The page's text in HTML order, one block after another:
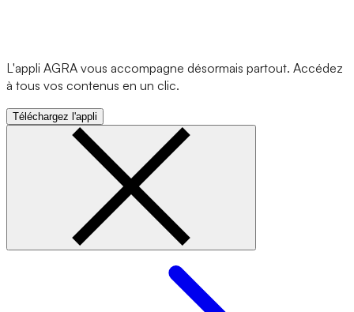
L'appli AGRA vous accompagne désormais partout. Accédez
à tous vos contenus en un clic.
Téléchargez l'appli